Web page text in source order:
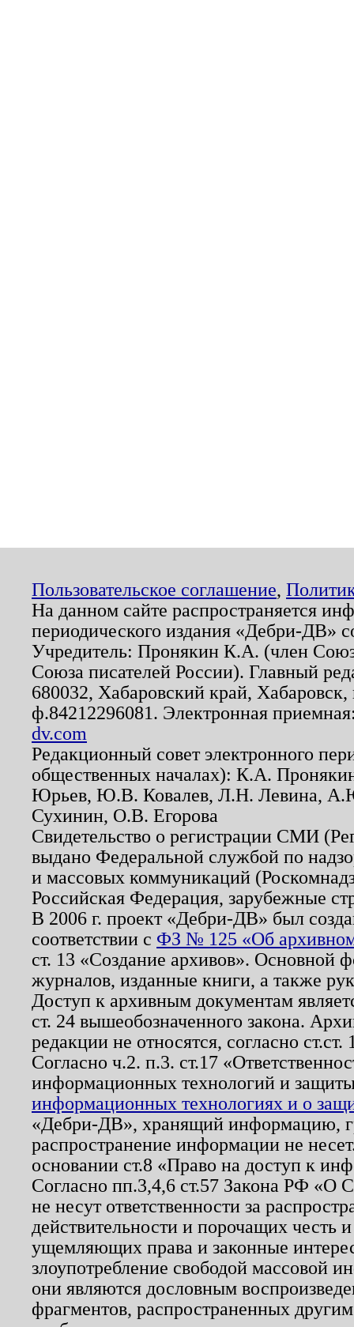
Пользовательское соглашение,
На данном сайте распространяется
периодического издания «Дебри-ДВ»
Учредитель: Пронякин К.А. (член
Союза писателей России). Главный
680032, Хабаровский край,
ф.84212296081. Электронная
dv.com
Редакционный совет электронного
общественных началах): К.А.
Юрьев, Ю.В. Ковалев, Л.Н. Левина,
Сухинин, О.В. Егорова
Свидетельство о регистрации СМИ
выдано Федеральной службой по
и массовых коммуникаций
Российская Федерация, зарубежные
В 2006 г. проект «Дебри-ДВ» был
соответствии с ФЗ № 125 «Об
ст. 13 «Создание архивов». Основной
журналов, изданные книги, а также
Доступ к архивным документам
ст. 24 вышеобозначенного закона.
редакции не относятся, согласно
Согласно ч.2. п.3. ст.17
информационных технологий и
информационных технологиях и о
«Дебри-ДВ», хранящий информацию,
распространение информации не
основании ст.8 «Право на доступ к
Согласно пп.3,4,6 ст.57 Закона РФ «О
не несут ответственности за
действительности и порочащих честь
ущемляющих права и законные
злоупотребление свободой массовой
они являются дословным
фрагментов, распространенных